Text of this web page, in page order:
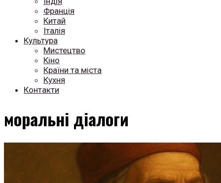
Франція
Китай
Італія
Культура
Мистецтво
Кіно
Країни та міста
Кухня
Контакти
моральні діалоги